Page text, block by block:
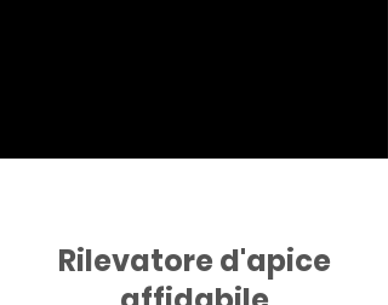
Rilevatore d'apice